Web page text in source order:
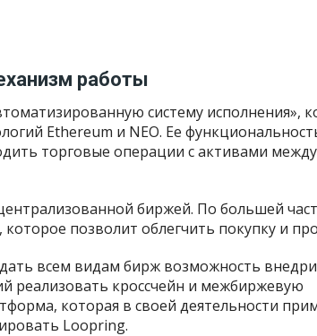
работы
систему исполнения»,
Ethereum и NEO. Ее
торговые операции с активами между
биржей. По большей
позволит облегчить покупку и
всем видам бирж возможность
реализовать кроссчейн и межбиржевую
которая в своей деятельности
Loopring.